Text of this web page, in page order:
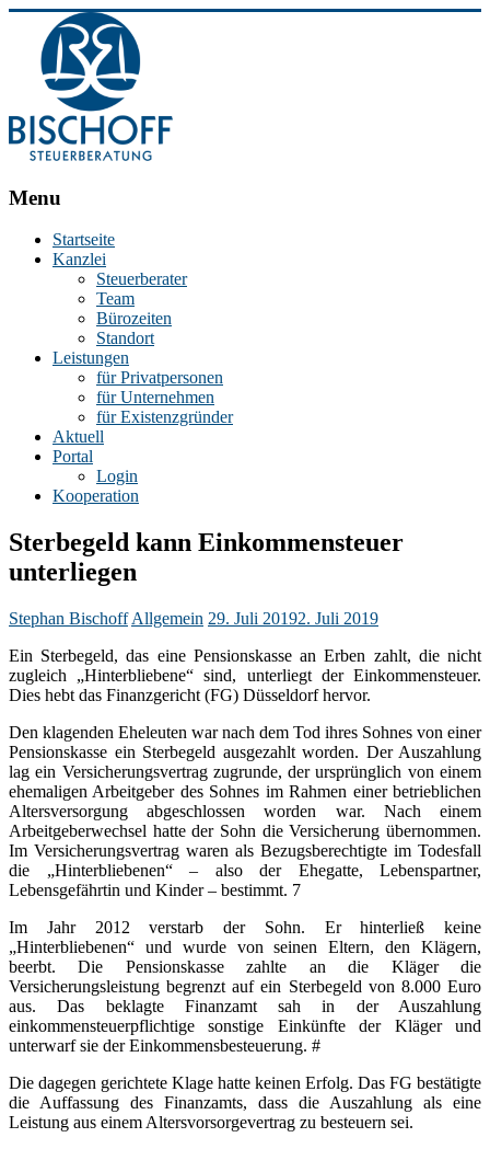
BISCHOFF
Stephan
Steuerberater
Essen
Menu
Startseite
Kanzlei
Steuerberater
Team
Bürozeiten
Standort
Leistungen
für Privatpersonen
für Unternehmen
für Existenzgründer
Aktuell
Portal
Login
Kooperation
Sterbegeld kann Einkommensteuer
unterliegen
Stephan Bischoff Allgemein 29. Juli 20192. Juli 2019
Ein Sterbegeld, das eine Pensionskasse an Erben zahlt, die nicht
zugleich „Hinterbliebene“ sind, unterliegt der Einkommensteuer.
Dies hebt das Finanzgericht (FG) Düsseldorf hervor.
Den klagenden Eheleuten war nach dem Tod ihres Sohnes von einer
Pensionskasse ein Sterbegeld ausgezahlt worden. Der Auszahlung
lag ein Versicherungsvertrag zugrunde, der ursprünglich von einem
ehemaligen Arbeitgeber des Sohnes im Rahmen einer betrieblichen
Altersversorgung abgeschlossen worden war. Nach einem
Arbeitgeberwechsel hatte der Sohn die Versicherung übernommen.
Im Versicherungsvertrag waren als Bezugsberechtigte im Todesfall
die „Hinterbliebenen“ – also der Ehegatte, Lebenspartner,
Lebensgefährtin und Kinder – bestimmt. 7
Im Jahr 2012 verstarb der Sohn. Er hinterließ keine
„Hinterbliebenen“ und wurde von seinen Eltern, den Klägern,
beerbt. Die Pensionskasse zahlte an die Kläger die
Versicherungsleistung begrenzt auf ein Sterbegeld von 8.000 Euro
aus. Das beklagte Finanzamt sah in der Auszahlung
einkommensteuerpflichtige sonstige Einkünfte der Kläger und
unterwarf sie der Einkommensbesteuerung. #
Die dagegen gerichtete Klage hatte keinen Erfolg. Das FG bestätigte
die Auffassung des Finanzamts, dass die Auszahlung als eine
Leistung aus einem Altersvorsorgevertrag zu besteuern sei.